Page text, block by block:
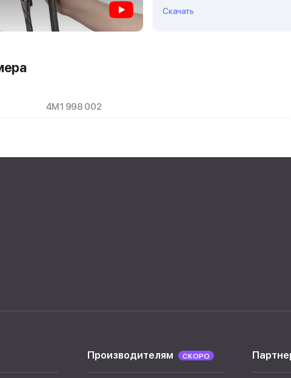
Скачать
4M1 998 002
Производителям СКОРО